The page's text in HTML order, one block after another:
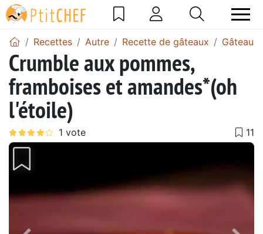
Recettes Autre Recette de gâteaux Gâteau
Crumble aux pommes,
framboises et amandes*(oh
l'étoile)